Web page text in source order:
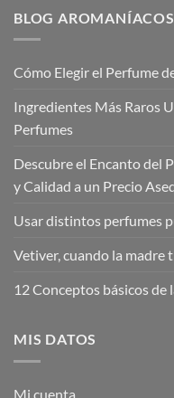
BLOG AROMANÍACOS
Cómo Elegir el Perfume
Ingredientes Más Raros
Perfumes
Descubre el Encanto del
y Calidad a un Precio
Usar distintos perfumes
Vetiver, cuando la madre
12 Conceptos básicos de
MIS DATOS
Mi cuenta